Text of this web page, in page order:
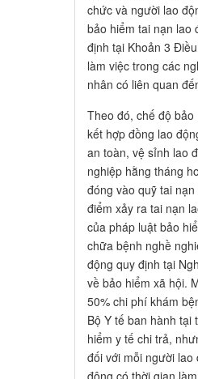
chức và người lao
bảo hiểm tai nạn lao
định tại Khoản 3
làm việc trong các
nhân có liên quan
Theo đó, chế độ
kết hợp đồng lao
an toàn, vệ sỉnh lao
nghiệp hằng tháng
đóng vào quỹ tai
điểm xảy ra tai nạn
của pháp luật bảo
chữa bệnh nghề
động quy định tại
về bảo hiểm xã hội.
50% chi phí khám
Bộ Y tế ban hành tại
hiểm y tế chi trả,
đối với mỗi người
động có thời gian